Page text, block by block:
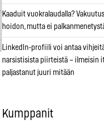
Kaaduit vuokralaudalla?
hoidon, mutta ei
LinkedIn-profiili voi antaa
narsistisista piirteistä – ilmeisin
paljastanut juuri mitään
Kumppanit